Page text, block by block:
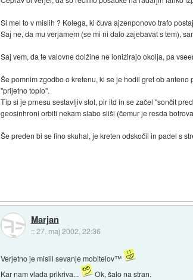
Si mel to v mislih ? Kolega, ki čuva ajzenponovo trafo
Saj ne, da mu verjamem (se mi ni dalo zajebavat s tem),
Saj vem, da te valovne dolžine ne ionizirajo okolja, pa
Še pomnim zgodbo o kretenu, ki se je hodil gret ob
"prijetno toplo".
Tip si je prnesu sestavljiv stol, pir itd in se začel "sončit
geosinhroni orbiti nekam slabo sliši (čemur je resda
Še preden bi se fino skuhal, je kreten odskočil in padel s
Marjan
::27. maj 2002, 22:36
Verjetno je mislil sevanje mobitelov™
Kar nam vlada prikriva...
Ok, šalo na stran.